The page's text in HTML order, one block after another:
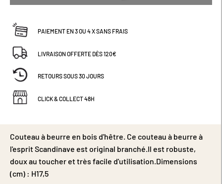
PAIEMENT EN 3 OU 4 X SANS FRAIS
LIVRAISON OFFERTE DÈS 120€
RETOURS SOUS 30 JOURS
CLICK & COLLECT 48H
Couteau à beurre en bois d'hêtre. Ce couteau à beurre à
l'esprit Scandinave est original branché.Il est robuste,
doux au toucher et très facile d'utilisation.Dimensions
(cm) : H17,5